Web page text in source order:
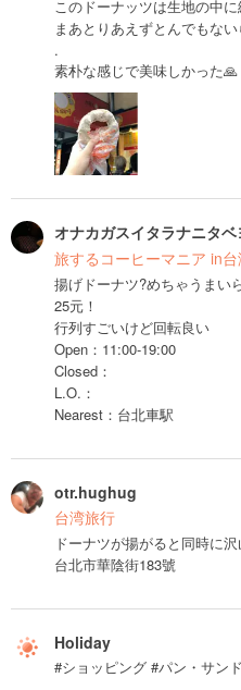
このドーナッツは生地の中
まあとりあえずとんでもな
.
素朴な感じで美味しかった🙏
オナカガスイタラナニタベ
旅するコーヒーマニア in
揚げドーナツ?めちゃうまい
25元！
行列すごいけど回転良い
Open：11:00-19:00
Closed：
L.O.：
Nearest：台北車駅
otr.hughug
台湾旅行
ドーナツが揚がると同時に
台北市華陰街183號
Holiday
#ショッピング #パン・サン